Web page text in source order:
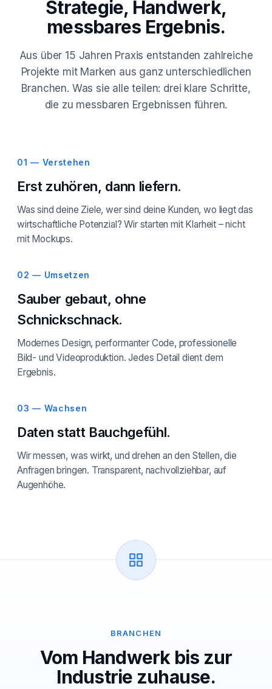
Strategie, Handwerk,
messbares Ergebnis.
Aus über 15 Jahren Praxis entstanden zahlreiche
Projekte mit Marken aus ganz unterschiedlichen
Branchen. Was sie alle teilen: drei klare Schritte,
die zu messbaren Ergebnissen führen.
01 — Verstehen
Erst zuhören, dann liefern.
Was sind deine Ziele, wer sind deine Kunden, wo liegt das
wirtschaftliche Potenzial? Wir starten mit Klarheit – nicht
mit Mockups.
02 — Umsetzen
Sauber gebaut, ohne
Schnickschnack.
Modernes Design, performanter Code, professionelle
Bild- und Videoproduktion. Jedes Detail dient dem
Ergebnis.
03 — Wachsen
Daten statt Bauchgefühl.
Wir messen, was wirkt, und drehen an den Stellen, die
Anfragen bringen. Transparent, nachvollziehbar, auf
Augenhöhe.
BRANCHEN
Vom Handwerk bis zur
Industrie zuhause.